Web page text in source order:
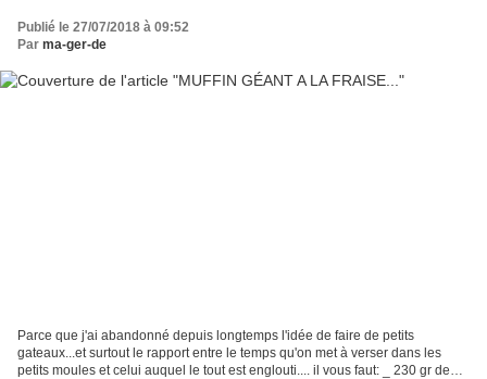
Publié le 27/07/2018 à 09:52
Par ma-ger-de
Parce que j'ai abandonné depuis longtemps l'idée de faire de petits
gateaux...et surtout le rapport entre le temps qu'on met à verser dans les
petits moules et celui auquel le tout est englouti.... il vous faut: _ 230 gr de